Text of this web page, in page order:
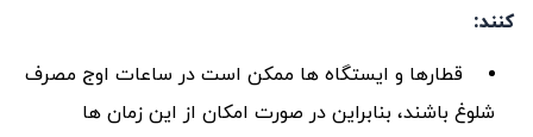
کنند:
قطارها و ایستگاه ها ممکن است در ساعات اوج مصرف
شلوغ باشند، بنابراین در صورت امکان از این زمان ها